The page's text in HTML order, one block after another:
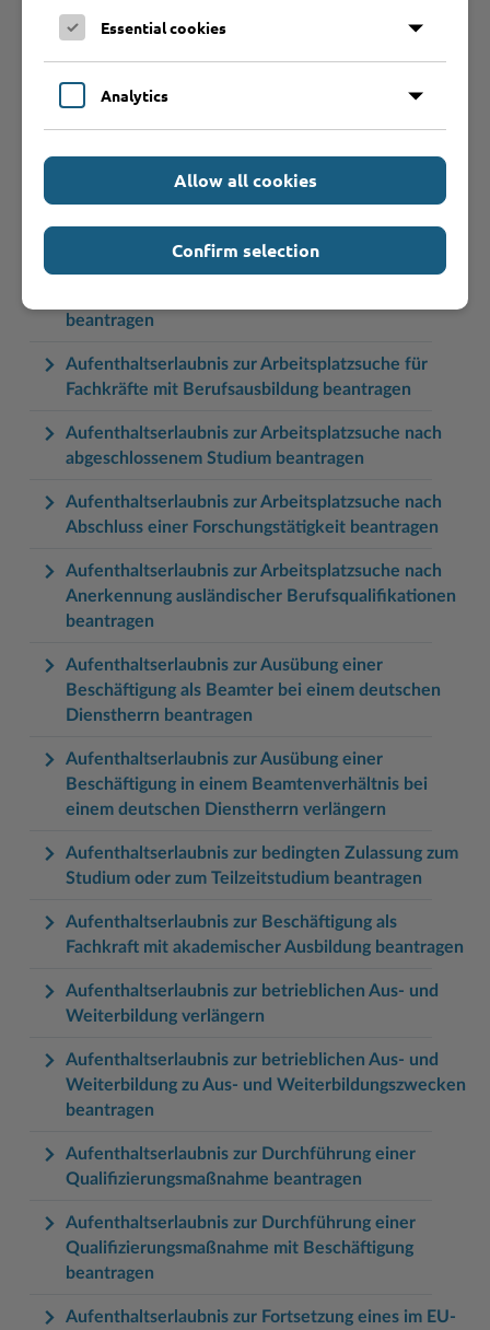
Aufenthaltserlaubnis zum Zwecke des Studiums
beantragen
Aufenthaltserlaubnis zur Anerkennung der
Berufsqualifikation während einer Beschäftigung
beantragen
Aufenthaltserlaubnis zur Ablegung einer Prüfung
zur Anerkennung einer ausländischen
Berufsqualifikation beantragen
beantragen
Aufenthaltserlaubnis zur Arbeitsplatzsuche für
Fachkräfte mit Berufsausbildung beantragen
Aufenthaltserlaubnis zur Arbeitsplatzsuche nach
abgeschlossenem Studium beantragen
Aufenthaltserlaubnis zur Arbeitsplatzsuche nach
Abschluss einer Forschungstätigkeit beantragen
Aufenthaltserlaubnis zur Arbeitsplatzsuche nach
Anerkennung ausländischer Berufsqualifikationen
beantragen
Aufenthaltserlaubnis zur Ausübung einer
Beschäftigung als Beamter bei einem deutschen
Dienstherrn beantragen
Aufenthaltserlaubnis zur Ausübung einer
Beschäftigung in einem Beamtenverhältnis bei
einem deutschen Dienstherrn verlängern
Aufenthaltserlaubnis zur bedingten Zulassung zum
Studium oder zum Teilzeitstudium beantragen
Aufenthaltserlaubnis zur Beschäftigung als
Fachkraft mit akademischer Ausbildung beantragen
Aufenthaltserlaubnis zur betrieblichen Aus- und
Weiterbildung verlängern
Aufenthaltserlaubnis zur betrieblichen Aus- und
Weiterbildung zu Aus- und Weiterbildungszwecken
beantragen
Aufenthaltserlaubnis zur Durchführung einer
Qualifizierungsmaßnahme beantragen
Aufenthaltserlaubnis zur Durchführung einer
Qualifizierungsmaßnahme mit Beschäftigung
beantragen
Aufenthaltserlaubnis zur Fortsetzung eines im EU-
Essential cookies
Analytics
Allow all cookies
Confirm selection